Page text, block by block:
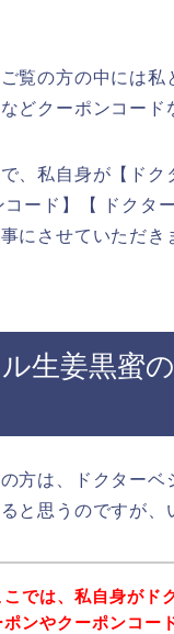
覧の方の中には
どクーポンコード
、私自身が【ド
ード】【 ドクタ
にさせていただき
生姜黒蜜
方は、ドクター
と思うのですが、
では、私自身がド
ンやクーポンコー